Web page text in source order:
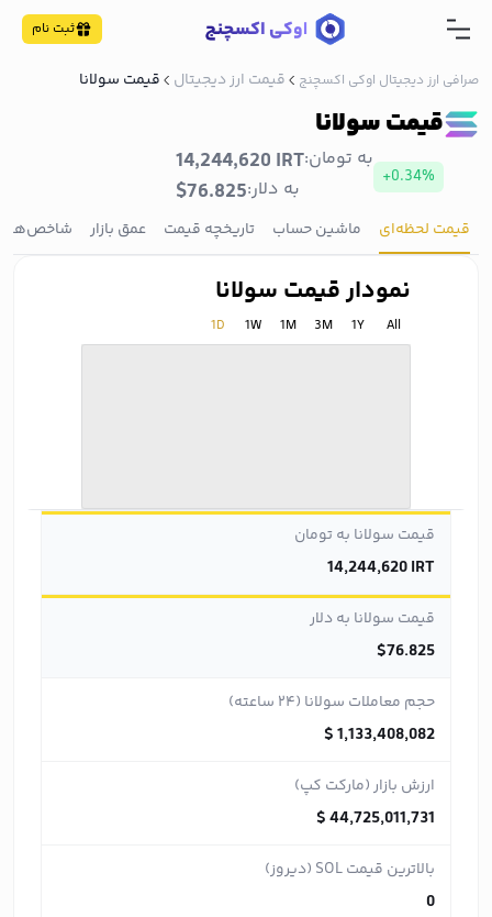
ثبت نام
صرافی ارز دیجیتال اوکی اکسچنج قیمت ارز دیجیتال قیمت سولانا
قیمت سولانا
+0.34%
به تومان:14,244,620 IRT
به دلار:$76.825
قیمت لحظه‌ای ماشین حساب تاریخچه قیمت عمق بازار شاخص‌ها
نمودار قیمت سولانا
All
1Y
3M
1M
1W
1D
حجم معاملات سولانا (۲۴ ساعته)
$ 1,133,408,082
ارزش بازار (مارکت کپ)
$ 44,725,011,731
قیمت سولانا به تومان
14,244,620 IRT
قیمت سولانا به دلار
$76.825
بالاترین قیمت SOL (دیروز)
0